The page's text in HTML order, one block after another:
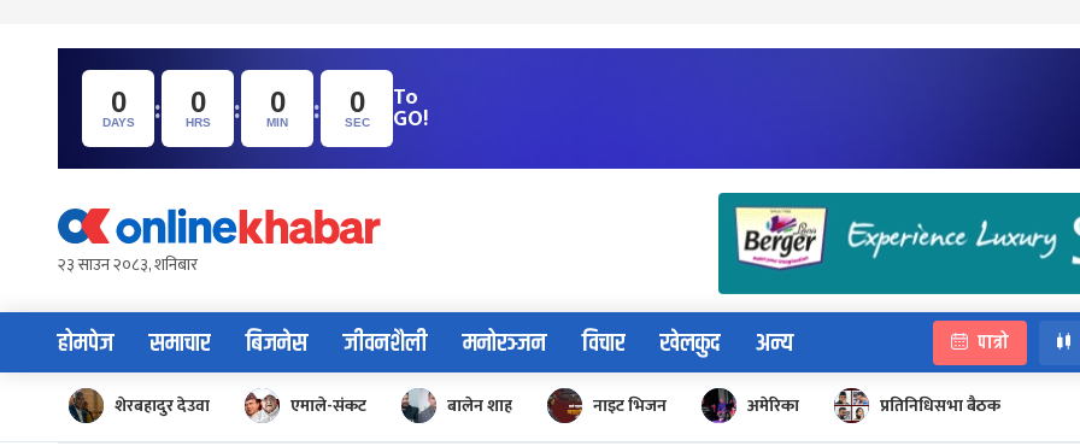
0
DAYS : 0
HRS : 0
MIN : 0
SEC
To
GO!
content२३ साउन २०८३, शनिबार
होमपेज समाचार बिजनेस जीवनशैली मनोरञ्जन विचार खेलकुद अन्य पात्रो
शेरबहादुर देउवा एमाले-संकट बालेन शाह नाइट भिजन अमेरिका प्रतिनिधिसभा बैठक